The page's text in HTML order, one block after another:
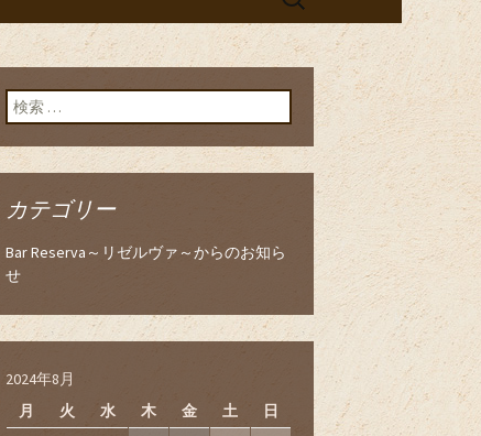
検索:
カテゴリー
Bar Reserva～リゼルヴァ～からのお知ら
せ
2024年8月
月
火 水 木 金 土 日